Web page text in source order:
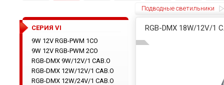
Подводные светильники
RGB-DMX 18W/
CЕРИЯ VI
9W 12V RGB-PWM 1CO
9W 12V RGB-PWM 2CO
RGB-DMX 9W/12V/1 CAB.O
RGB-DMX 12W/12V/1 CAB.O
RGB-DMX 12W/24V/1 CAB.O